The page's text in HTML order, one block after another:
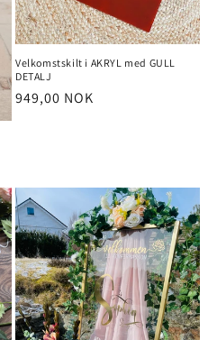
Velkomstskilt i AKRYL med GULL
DETALJ
Vanlig
949,00 NOK